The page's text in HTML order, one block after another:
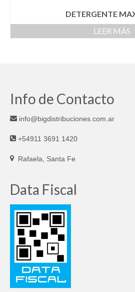
DETERGENTE
LEER MÁS
Info de Contacto
info@bigdistribuciones.com.ar
+54911 3691 1420
Rafaela, Santa Fe
Data Fiscal